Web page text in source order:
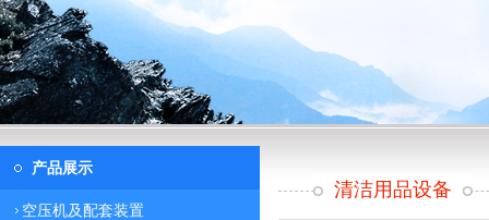
产品展示
空压机及配套装置
清洁用品设备